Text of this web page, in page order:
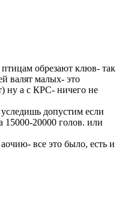
обрезают клюв- так
валят малых- это
ну а с КРС- ничего не
допустим если
15000-20000 голов. или
все это было, есть и